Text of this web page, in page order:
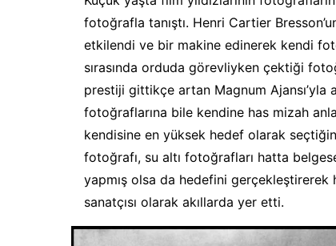
fotoğrafla tanıştı. Henri Cartier
etkilendi ve bir makine edinerek kendi
sırasında orduda görevliyken çektiği
prestiji gittikçe artan Magnum Ajansı’yla
fotoğraflarına bile kendine has mizah
kendisine en yüksek hedef olarak
fotoğrafı, su altı fotoğrafları hatta
yapmış olsa da hedefini
sanatçısı olarak akıllarda yer etti.